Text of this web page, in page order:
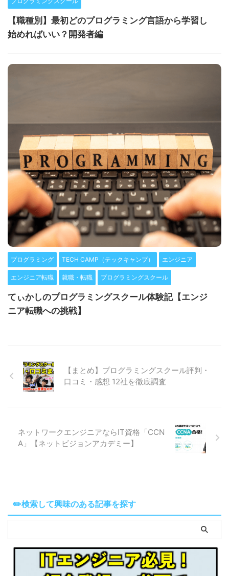
【職種別】最初どのプログラミング言語から学習し
始めればいい？開発者編
プログラミング TECH CAMP（テックキャンプ） エンジニア
エンジニア転職 就職・転職 プログラミングスクール
てぃかしのプログラミングスクール体験記【エンジ
ニア転職への挑戦】
【まとめ】プログラミングスクール評判・
口コミ・感想 12社を徹底調査
ネットワークエンジニアならIT資格「CCN
A」【ネットビジョンアカデミー】
✏️検索して興味のある記事を探す